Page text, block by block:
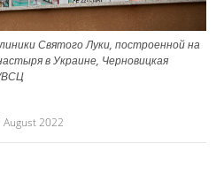
Святого Луки, построенной на
в Украине, Черновицкая
ВСЦ
August 2022